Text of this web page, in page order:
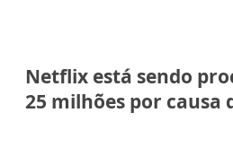
Netflix está sendo
25 milhões por causa